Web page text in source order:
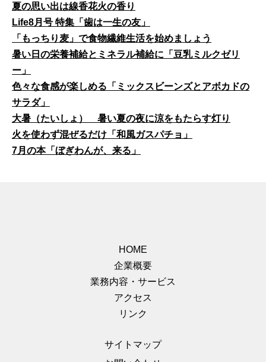
夏の思い出は線香花火の香り
Life8月号 特集「歯は一生の友」
「もっちり麦」で食物繊維生活を始めましょう
暑い日の栄養補給とミネラル補給に「豆乳ミルクゼリ
ー」
色々な食感が楽しめる「ミックスビーンズとアボカドの
サラダ」
大暑（たいしょ） 暑い夏の夜に涼をもたらす灯り
火を使わず混ぜるだけ「和風ガスパチョ」
7月の本「ぼぎわんが、来る」
HOME
企業概要
業務内容・サービス
アクセス
リンク
サイトマップ